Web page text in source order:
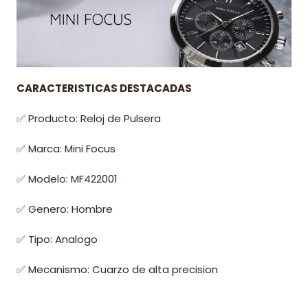
CARACTERISTICAS DESTACADAS
✅ Producto: Reloj de Pulsera
✅ Marca: Mini Focus
✅ Modelo: MF422001
✅ Genero: Hombre
✅ Tipo: Analogo
✅ Mecanismo: Cuarzo de alta precision